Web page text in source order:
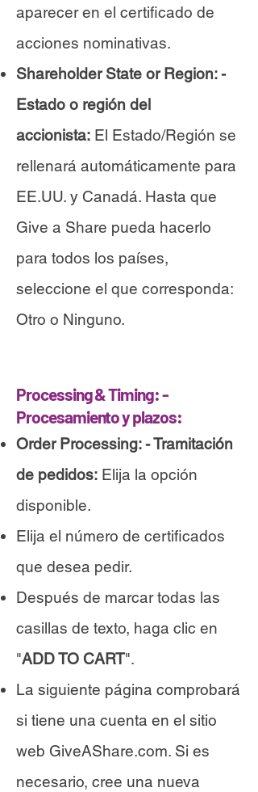
aparecer en el certificado de
acciones nominativas.
Shareholder State or Region: -
Estado o región del
accionista: El Estado/Región se
rellenará automáticamente para
EE.UU. y Canadá. Hasta que
Give a Share pueda hacerlo
para todos los países,
seleccione el que corresponda:
Otro o Ninguno.
Processing & Timing: -
Procesamiento y plazos:
Order Processing: - Tramitación
de pedidos: Elija la opción
disponible.
Elija el número de certificados
que desea pedir.
Después de marcar todas las
casillas de texto, haga clic en
"ADD TO CART".
La siguiente página comprobará
si tiene una cuenta en el sitio
web GiveAShare.com. Si es
necesario, cree una nueva